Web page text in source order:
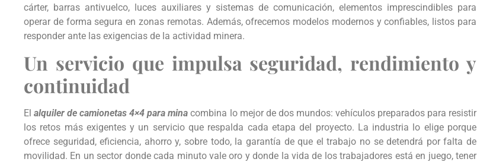
cárter, barras antivuelco, luces auxiliares y sistemas de comunicación, elementos imprescindibles para
operar de forma segura en zonas remotas. Además, ofrecemos modelos modernos y confiables, listos para
responder ante las exigencias de la actividad minera.
Un servicio que impulsa seguridad, rendimiento y
continuidad
Elalquiler de camionetas 4×4 para minacombina lo mejor de dos mundos: vehículos preparados para resistir
los retos más exigentes y un servicio que respalda cada etapa del proyecto. La industria lo elige porque
ofrece seguridad, eficiencia, ahorro y, sobre todo, la garantía de que el trabajo no se detendrá por falta de
movilidad. En un sector donde cada minuto vale oro y donde la vida de los trabajadores está en juego, tener